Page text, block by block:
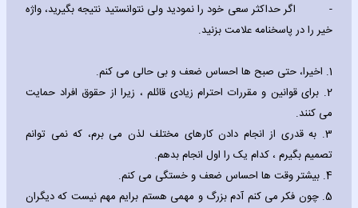
-
اگر حداکثر سعی خود را نمودید ولی نتوانستید نتیجه بگیرید، واژه
خیر را در پاسخنامه علامت بزنید.
1. اخیرا، حتی صبح ها احساس ضعف و بی حالی می کنم.
2. برای قوانین و مقررات احترام زیادی قائلم ، زیرا از حقوق افراد حمایت
می کنند.
3. به قدری از انجام دادن کارهای مختلف لذن می برم، که نمی توانم
تصمیم بگیرم ، کدام یک را اول انجام بدهم.
4. بیشتر وقت ها احساس ضعف و خستگی می کنم.
5. چون فکر می کنم آدم بزرگ و مهمی هستم برایم مهم نیست که دیگران